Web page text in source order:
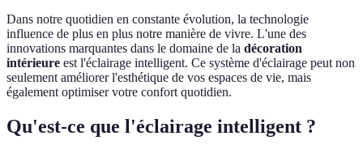
Dans notre quotidien en constante évolution, la technologie
influence de plus en plus notre manière de vivre. L'une des
innovations marquantes dans le domaine de la décoration
intérieure est l'éclairage intelligent. Ce système d'éclairage peut non
seulement améliorer l'esthétique de vos espaces de vie, mais
également optimiser votre confort quotidien.
Qu'est-ce que l'éclairage intelligent ?